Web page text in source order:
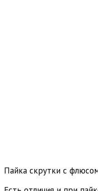
Пайка скрутки с